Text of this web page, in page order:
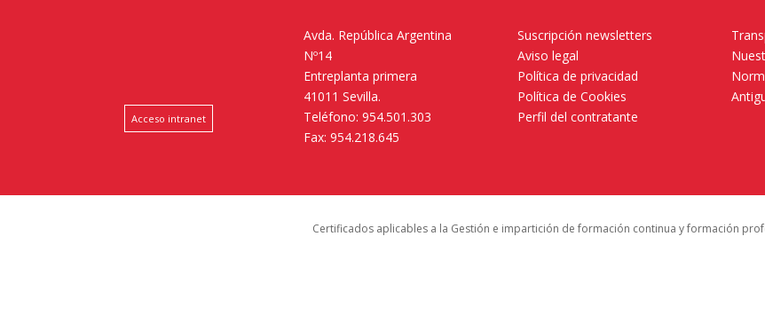
Acceso intranet
Avda. República Argentina
Nº14
Entreplanta primera
41011 Sevilla.
Teléfono: 954.501.303
Fax: 954.218.645
Suscripción newsletters
Aviso legal
Política de privacidad
Política de Cookies
Perfil del contratante
Certificados aplicables a la Gestión e impartición de formación continua y formación